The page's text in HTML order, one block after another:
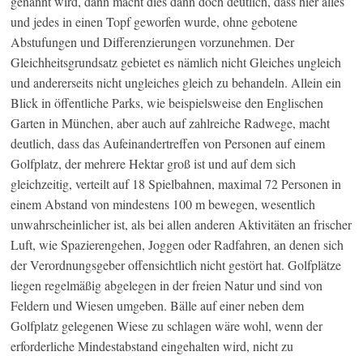
und jedes in einen Topf geworfen wurde, ohne gebotene
Abstufungen und Differenzierungen vorzunehmen. Der
Gleichheitsgrundsatz gebietet es nämlich nicht Gleiches ungleich
und andererseits nicht ungleiches gleich zu behandeln. Allein ein
Blick in öffentliche Parks, wie beispielsweise den Englischen
Garten in München, aber auch auf zahlreiche Radwege, macht
deutlich, dass das Aufeinandertreffen von Personen auf einem
Golfplatz, der mehrere Hektar groß ist und auf dem sich
gleichzeitig, verteilt auf 18 Spielbahnen, maximal 72 Personen in
einem Abstand von mindestens 100 m bewegen, wesentlich
unwahrscheinlicher ist, als bei allen anderen Aktivitäten an frischer
Luft, wie Spazierengehen, Joggen oder Radfahren, an denen sich
der Verordnungsgeber offensichtlich nicht gestört hat. Golfplätze
liegen regelmäßig abgelegen in der freien Natur und sind von
Feldern und Wiesen umgeben. Bälle auf einer neben dem
Golfplatz gelegenen Wiese zu schlagen wäre wohl, wenn der
erforderliche Mindestabstand eingehalten wird, nicht zu